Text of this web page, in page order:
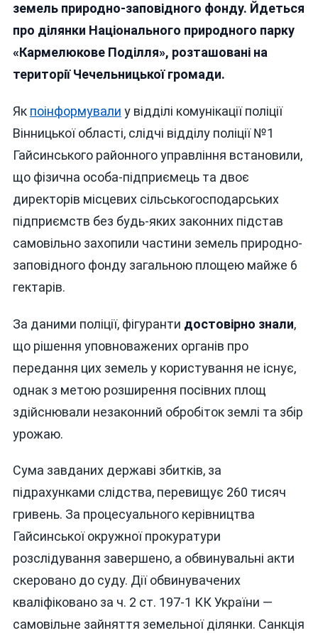
Майже
земель природно-заповідного фонду. Йдеться
про ділянки Національного природного парку
«Кармелюкове Поділля», розташовані на
території Чечельницької громади.
Як поінформували у відділі комунікації поліції
Вінницької області, слідчі відділу поліції №1
Гайсинського районного управління встановили,
що фізична особа-підприємець та двоє
директорів місцевих сільськогосподарських
підприємств без будь-яких законних підстав
самовільно захопили частини земель природно-
заповідного фонду загальною площею майже 6
гектарів.
За даними поліції, фігуранти достовірно знали,
що рішення уповноважених органів про
передання цих земель у користування не існує,
однак з метою розширення посівних площ
здійснювали незаконний обробіток землі та збір
урожаю.
Сума завданих державі збитків, за
підрахунками слідства, перевищує 260 тисяч
гривень. За процесуального керівництва
Гайсинської окружної прокуратури
розслідування завершено, а обвинувальні акти
скеровано до суду. Дії обвинувачених
кваліфіковано за ч. 2 ст. 197-1 КК України —
самовільне зайняття земельної ділянки. Санкція